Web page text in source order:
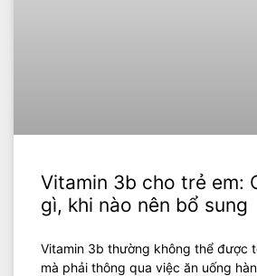
Vitamin 3b cho trẻ em:
gì, khi nào nên bổ sung
‍Vitamin 3b thường không thể được
mà phải thông qua việc ăn uống